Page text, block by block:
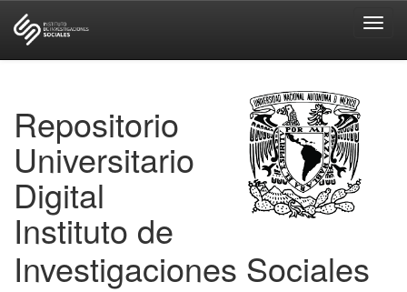
Repositorio
Universitario
Digital
Instituto de
Investigaciones Sociales